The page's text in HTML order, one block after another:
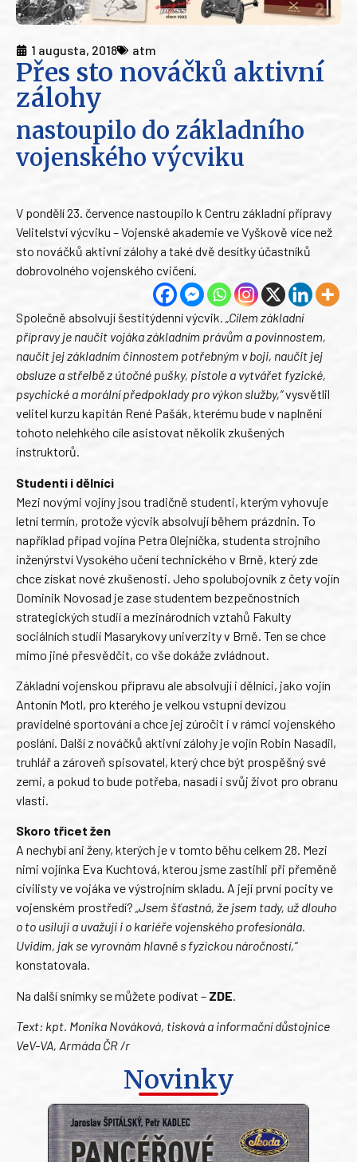
1 augusta, 2018 atm
Přes sto nováčků aktivní
zálohy
nastoupilo do základního
vojenského výcviku
V pondělí 23. července nastoupilo k Centru základní přípravy
Velitelství výcviku – Vojenské akademie ve Vyškově více než
sto nováčků aktivní zálohy a také dvě desítky účastníků
dobrovolného vojenského cvičení.
Společně absolvují šestitýdenní výcvik. „Cílem základní
přípravy je naučit vojáka základním právům a povinnostem,
naučit jej základním činnostem potřebným v boji, naučit jej
obsluze a střelbě z útočné pušky, pistole a vytvářet fyzické,
psychické a morální předpoklady pro výkon služby,“vysvětlil
velitel kurzu kapitán René Pašák, kterému bude v naplnění
tohoto nelehkého cíle asistovat několik zkušených
instruktorů.
Studenti i dělníci
Mezi novými vojíny jsou tradičně studenti, kterým vyhovuje
letní termín, protože výcvik absolvují během prázdnin. To
například případ vojína Petra Olejníčka, studenta strojního
inženýrství Vysokého učení technického v Brně, který zde
chce získat nové zkušenosti. Jeho spolubojovník z čety vojín
Dominik Novosad je zase studentem bezpečnostních
strategických studií a mezinárodních vztahů Fakulty
sociálních studií Masarykovy univerzity v Brně. Ten se chce
mimo jiné přesvědčit, co vše dokáže zvládnout.
Základní vojenskou přípravu ale absolvují i dělníci, jako vojín
Antonín Motl, pro kterého je velkou vstupní devízou
pravidelné sportování a chce jej zúročit i v rámci vojenského
poslání. Další z nováčků aktivní zálohy je vojín Robin Nasadil,
truhlář a zároveň spisovatel, který chce být prospěšný své
zemi, a pokud to bude potřeba, nasadí i svůj život pro obranu
vlasti.
Skoro třicet žen
A nechybí ani ženy, kterých je v tomto běhu celkem 28. Mezi
nimi vojínka Eva Kuchtová, kterou jsme zastihli při přeměně
civilisty ve vojáka ve výstrojním skladu. A její první pocity ve
vojenském prostředí? „Jsem šťastná, že jsem tady, už dlouho
o to usiluji a uvažuji i o kariéře vojenského profesionála.
Uvidím, jak se vyrovnám hlavně s fyzickou náročností,“
konstatovala.
Na další snímky se můžete podívat – ZDE
Text: kpt. Monika Nováková, tisková a informační důstojnice
VeV-VA, Armáda ČR /r
Novinky